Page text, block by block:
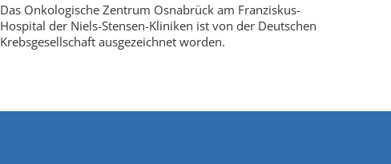
Das Onkologische Zentrum Osnabrück am Franziskus-
Hospital der Niels-Stensen-Kliniken ist von der Deutschen
Krebsgesellschaft ausgezeichnet worden.